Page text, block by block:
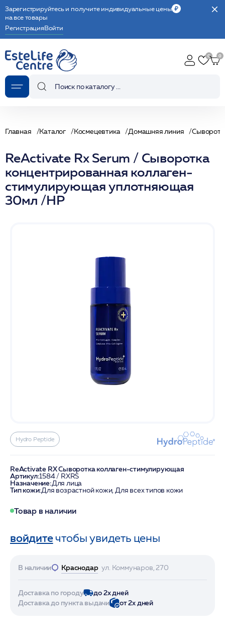
Зарегистрируйтесь и получите индивидуальные цены
на все товары
РегистрацияВойти
Главная Каталог Космецевтика Домашняя линия
ReActivate Rx Serum / Сыворотка
концентрированная коллаген-
стимулирующая уплотняющая
30мл /HP
Hydro Peptide
ReActivate RX Сыворотка коллаген-стимулирующая
Артикул:1584 / RXRS
Назначение:Для лица
Тип кожи:Для возрастной кожи, Для всех типов кожи
Товар в наличии
войдитечтобы увидеть цены
В наличии Краснодар ул. Коммунаров, 270
Доставка по городу
до 2х дней
Доставка до пункта выдачи
от 2х дней